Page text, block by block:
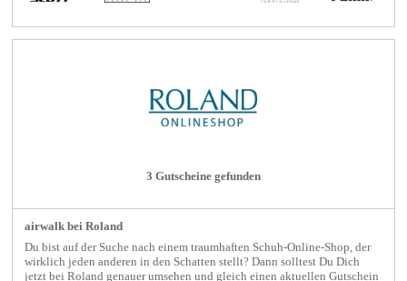
3 Gutscheine gefunden
airwalk bei Roland
Du bist auf der Suche nach einem traumhaften Schuh-Online-Shop, der
wirklich jeden anderen in den Schatten stellt? Dann solltest Du Dich
jetzt bei Roland genauer umsehen und gleich einen aktuellen Gutschein